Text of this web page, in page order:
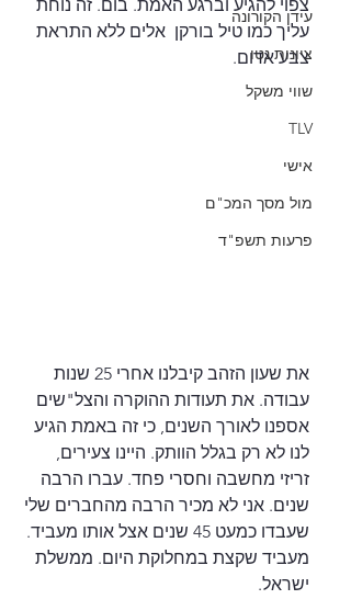
עידן הקורונה
ציונות נטו
שווי משקל
TLV
אישי
מול מסך המכ"ם
פרעות תשפ"ד
צפוי להגיע וברגע האמת. בום. זה נוחת
עליך כמו טיל בורקן  אלים ללא התראת
צבע אדום.
את שעון הזהב קיבלנו אחרי 25 שנות
עבודה. את תעודות ההוקרה והצל"שים
אספנו לאורך השנים, כי זה באמת הגיע
לנו לא רק בגלל הוותק. היינו צעירים,
זריזי מחשבה וחסרי פחד. עברו הרבה
שנים. אני לא מכיר הרבה מהחברים שלי
שעבדו כמעט 45 שנים אצל אותו מעביד.
מעביד שקצת במחלוקת היום. ממשלת
ישראל.